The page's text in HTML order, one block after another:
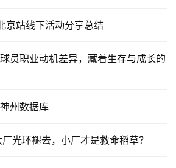
京站线下活动分享总结
员职业动机差异，藏着生存与成长的
州数据库
光环褪去，小厂才是救命稻草？